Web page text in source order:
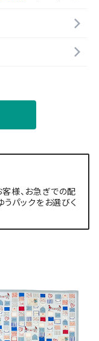
様、お急ぎでの配
パックをお選びく